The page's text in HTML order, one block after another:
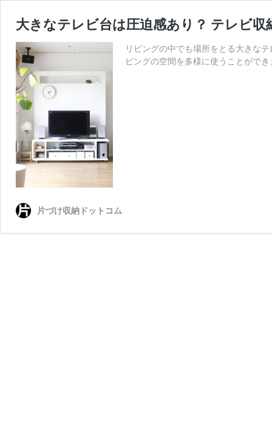
大きなテレビ台は圧迫感あり？ テレビ
リビングの中でも場所をとる大きな
ビングの空間を多様に使うことがで
片づけ収納ドットコム